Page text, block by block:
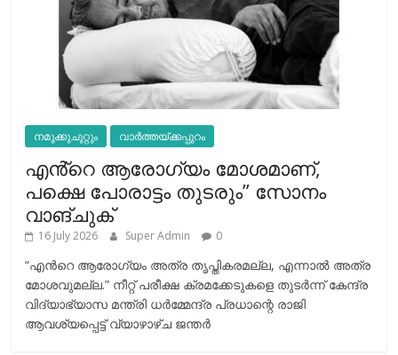
നമുക്കുചുറ്റും വാർത്തയ്ക്കപ്പുറം
എൻ്റെ ആരോഗ്യം മോശമാണ്,
പക്ഷെ പോരാട്ടം തുടരും” സോനം
വാങ്ചുക്
16 July 2026 Super Admin 0
“എന്‍റെ ആരോഗ്യം അത്ര തൃപ്തികരമല്ല, എന്നാൽ അത്ര
മോശവുമല്ല.” നീറ്റ് പരീക്ഷ ക്രമക്കേടുകളെ തുടർന്ന് കേന്ദ്ര
വിദ്യാഭ്യാസ മന്ത്രി ധർമ്മേന്ദ്ര പ്രധാന്റെ രാജി
ആവശ്യപ്പെട്ട് വ്യാഴാഴ്ച ജന്തർ